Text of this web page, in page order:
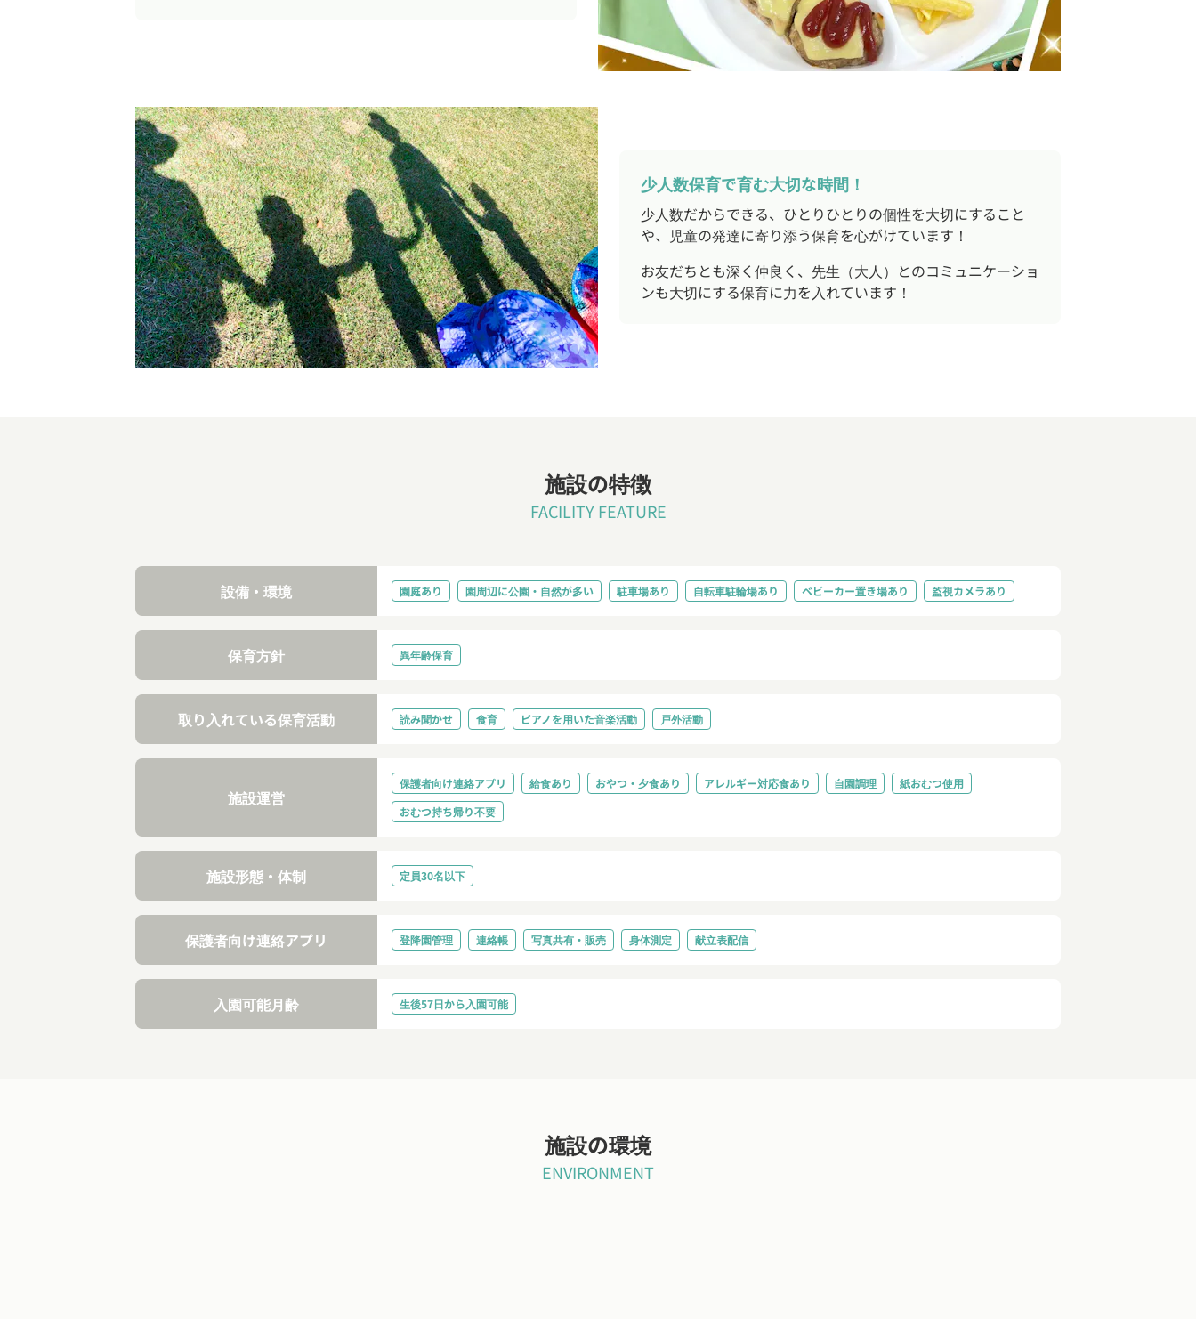
少人数保育で育む大切な時間！
少人数だからできる、ひとりひとりの個性を大切にすること
や、児童の発達に寄り添う保育を心がけています！
お友だちとも深く仲良く、先生（大人）とのコミュニケーショ
ンも大切にする保育に力を入れています！
施設の特徴
FACILITY FEATURE
設備・環境 園庭あり 園周辺に公園・自然が多い 駐車場あり 自転車駐輪場あり ベビーカー置き場あり 監視カメラあり
保育方針 異年齢保育
取り入れている保育活動 読み聞かせ 食育 ピアノを用いた音楽活動 戸外活動
施設運営
保護者向け連絡アプリ 給食あり おやつ・夕食あり アレルギー対応食あり 自園調理
紙おむつ使用
おむつ持ち帰り不要
施設形態・体制 定員30名以下
保護者向け連絡アプリ 登降園管理 連絡帳 写真共有・販売 身体測定 献立表配信
入園可能月齢 生後57日から入園可能
施設の環境
ENVIRONMENT